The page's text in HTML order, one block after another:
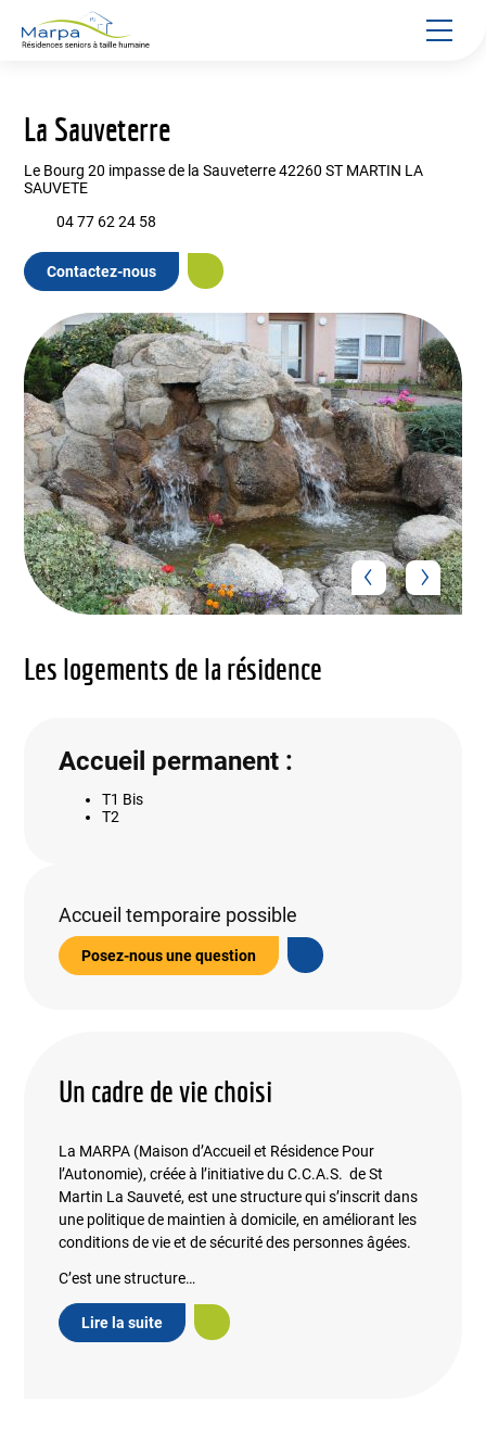
La Sauveterre
Le Bourg 20 impasse de la Sauveterre 42260 ST MARTIN LA
SAUVETE
04 77 62 24 58
Contactez-nous
Les logements de la résidence
Accueil permanent :
T1 Bis
T2
Accueil temporaire possible
Posez-nous une question
Un cadre de vie choisi
La MARPA (Maison d’Accueil et Résidence Pour
l’Autonomie), créée à l’initiative du C.C.A.S. de St
Martin La Sauveté, est une structure qui s’inscrit dans
une politique de maintien à domicile, en améliorant les
conditions de vie et de sécurité des personnes âgées.
C’est une structure…
Lire la suite
Panneau de gestion des cookies